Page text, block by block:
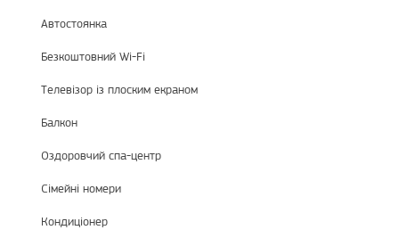
Автостоянка
Безкоштовний Wi-Fi
Телевізор із плоским екраном
Балкон
Оздоровчий спа-центр
Сімейні номери
Кондиціонер